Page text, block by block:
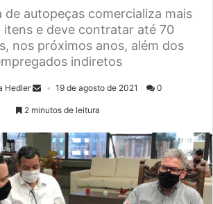
de autopeças comercializa mais
itens e deve contratar até 70
nos próximos anos, além dos
indiretos
Hedler 19 de agosto de 2021 0
2 minutos de leitura